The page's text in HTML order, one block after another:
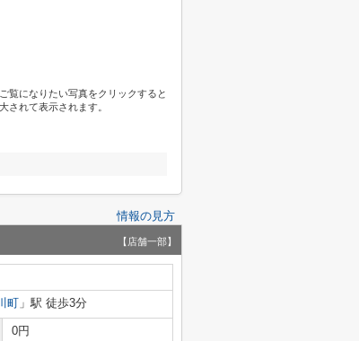
覧になりたい写真をクリックすると
されて表示されます。
情報の見方
【店舗一部】
町 」駅 徒歩3分
0円